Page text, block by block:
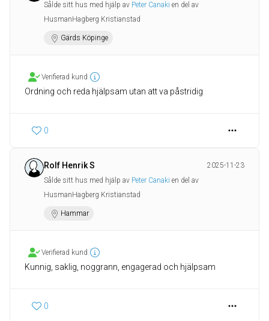
Sålde sitt hus med hjälp av Peter Canaki en del av
HusmanHagberg Kristianstad
Gärds Köpinge
Verifierad kund
Ordning och reda hjälpsam utan att va påstridig
0
Rolf Henrik S
2025-11-23
Sålde sitt hus med hjälp av Peter Canaki en del av
HusmanHagberg Kristianstad
Hammar
Verifierad kund
Kunnig, saklig, noggrann, engagerad och hjälpsam
0